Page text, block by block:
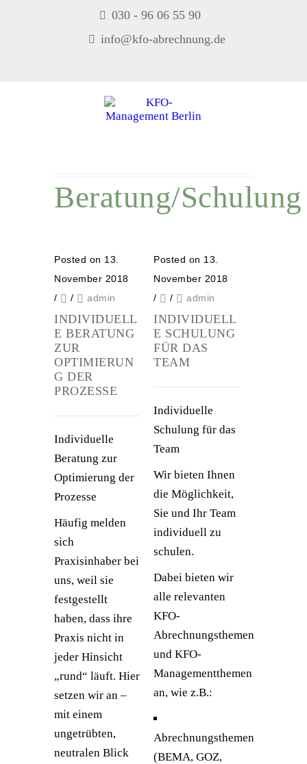
030 - 96 06 55 90
info@kfo-abrechnung.de
Beratung/Schulung
Posted on 13.
November 2018
/
/ admin
INDIVIDUELL
E BERATUNG
ZUR
OPTIMIERUN
G DER
PROZESSE
Individuelle
Beratung zur
Optimierung der
Prozesse
Häufig melden
sich
Praxisinhaber bei
uns, weil sie
festgestellt
haben, dass ihre
Praxis nicht in
jeder Hinsicht
„rund“ läuft. Hier
setzen wir an –
mit einem
ungetrübten,
neutralen Blick
Posted on 13.
November 2018
/
/ admin
INDIVIDUELL
E SCHULUNG
FÜR DAS
TEAM
Individuelle
Schulung für das
Team
Wir bieten Ihnen
die Möglichkeit,
Sie und Ihr Team
individuell zu
schulen.
Dabei bieten wir
alle relevanten
KFO-
Abrechnungsthemen
und KFO-
Managementthemen
an, wie z.B.:
Abrechnungsthemen
(BEMA, GOZ,